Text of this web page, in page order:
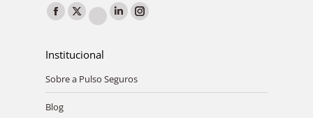
Encontre-nos em:
Facebook
opens
in
new
window
X
opens
in
new
YouTube
opens
in
new
Linkedin
new
Instagram
new
Institucional
Sobre a Pulso Seguros
Blog